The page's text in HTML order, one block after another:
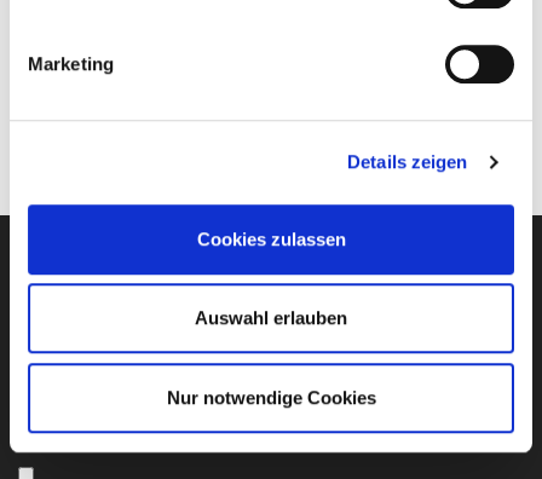
Marketing
Details zeigen
Cookies zulassen
Auswahl erlauben
Nur notwendige Cookies
Preise beinhalten alle anwendbaren Ermäßigungen und
Newsletter-Anmeldung
E-Mail-Adresse eingeben